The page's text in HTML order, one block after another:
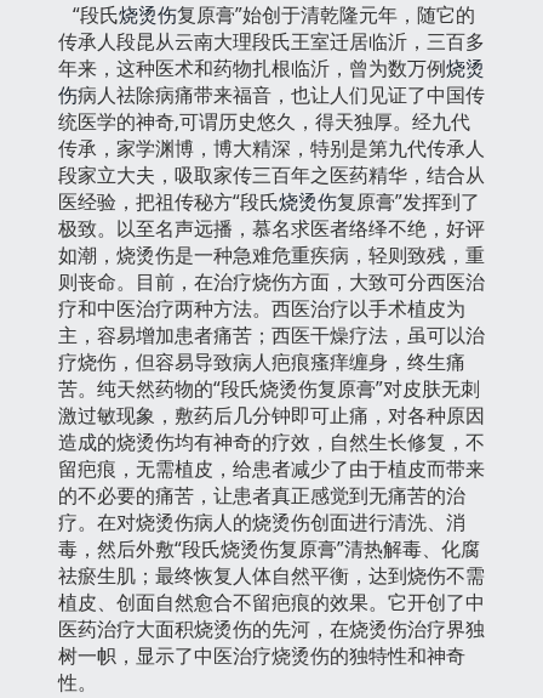
“段氏烧烫伤复原膏”始创于清乾隆元年，随它的
传承人段昆从云南大理段氏王室迁居临沂，三百多
年来，这种医术和药物扎根临沂，曾为数万例烧烫
伤病人祛除病痛带来福音，也让人们见证了中国传
统医学的神奇,可谓历史悠久，得天独厚。经九代
传承，家学渊博，博大精深，特别是第九代传承人
段家立大夫，吸取家传三百年之医药精华，结合从
医经验，把祖传秘方“段氏烧烫伤复原膏”发挥到了
极致。以至名声远播，慕名求医者络绎不绝，好评
如潮，烧烫伤是一种急难危重疾病，轻则致残，重
则丧命。目前，在治疗烧伤方面，大致可分西医治
疗和中医治疗两种方法。西医治疗以手术植皮为
主，容易增加患者痛苦；西医干燥疗法，虽可以治
疗烧伤，但容易导致病人疤痕瘙痒缠身，终生痛
苦。纯天然药物的“段氏烧烫伤复原膏”对皮肤无刺
激过敏现象，敷药后几分钟即可止痛，对各种原因
造成的烧烫伤均有神奇的疗效，自然生长修复，不
留疤痕，无需植皮，给患者减少了由于植皮而带来
的不必要的痛苦，让患者真正感觉到无痛苦的治
疗。在对烧烫伤病人的烧烫伤创面进行清洗、消
毒，然后外敷“段氏烧烫伤复原膏”清热解毒、化腐
祛瘀生肌；最终恢复人体自然平衡，达到烧伤不需
植皮、创面自然愈合不留疤痕的效果。它开创了中
医药治疗大面积烧烫伤的先河，在烧烫伤治疗界独
树一帜，显示了中医治疗烧烫伤的独特性和神奇
性。